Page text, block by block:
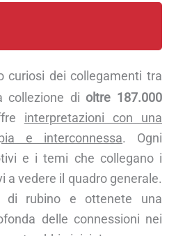
curiosi dei collegamenti tra
collezione di oltre 187.000
interpretazioni con una
e interconnessa. Ogni
e i temi che collegano i
a vedere il quadro generale.
di rubino e ottenete una
delle connessioni nei